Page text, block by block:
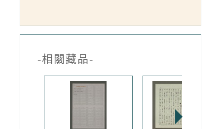
-相關藏品-